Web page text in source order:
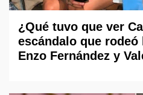
¿Qué tuvo que ver
escándalo que rodeó
Enzo Fernández y